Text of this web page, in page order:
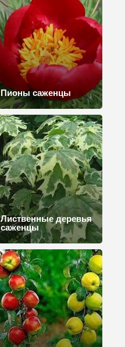
Пионы саженцы
Лиственные деревья
саженцы